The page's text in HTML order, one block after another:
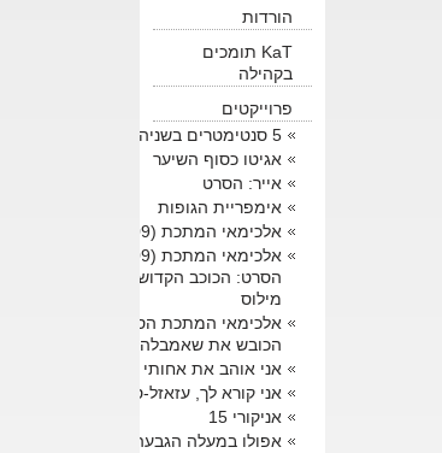
הורדות
KaT תומכים
בקהילה
פרוייקטים
5 סנטימטרים בשניה
אגיטו כסוף השיער
אייר: הסרט
אימפריית הגופות
אלכימאי המתכת (2009)
הסרט: הכוכב הקדוש של
מילוס
אלכימאי המתכת הסרט:
הכובש את שאמבלה
אני אוהב את אחותי הקטנה
אני קורא לך, עזאזל-סאן!
אניקורי 15
אפולו במעלה הגבעה